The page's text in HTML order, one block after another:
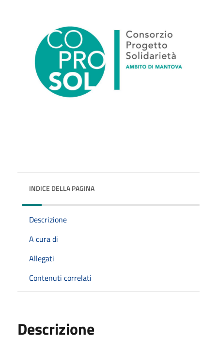
INDICE DELLA PAGINA
Descrizione
A cura di
Allegati
Contenuti correlati
Descrizione